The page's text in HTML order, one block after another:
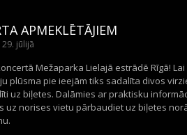
APMEKLĒTĀJIEM
29. jūlijā
Mežaparka Lielajā estrādē Rīgā!
plūsma pie ieejām tiks sadalīta divos
uz biļetes. Dalāmies ar praktisku
uz norises vietu pārbaudiet uz biļetes